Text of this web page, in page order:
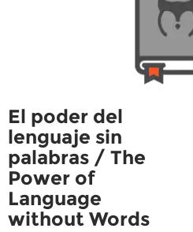
El poder del
lenguaje sin
palabras / The
Power of
Language
without Words